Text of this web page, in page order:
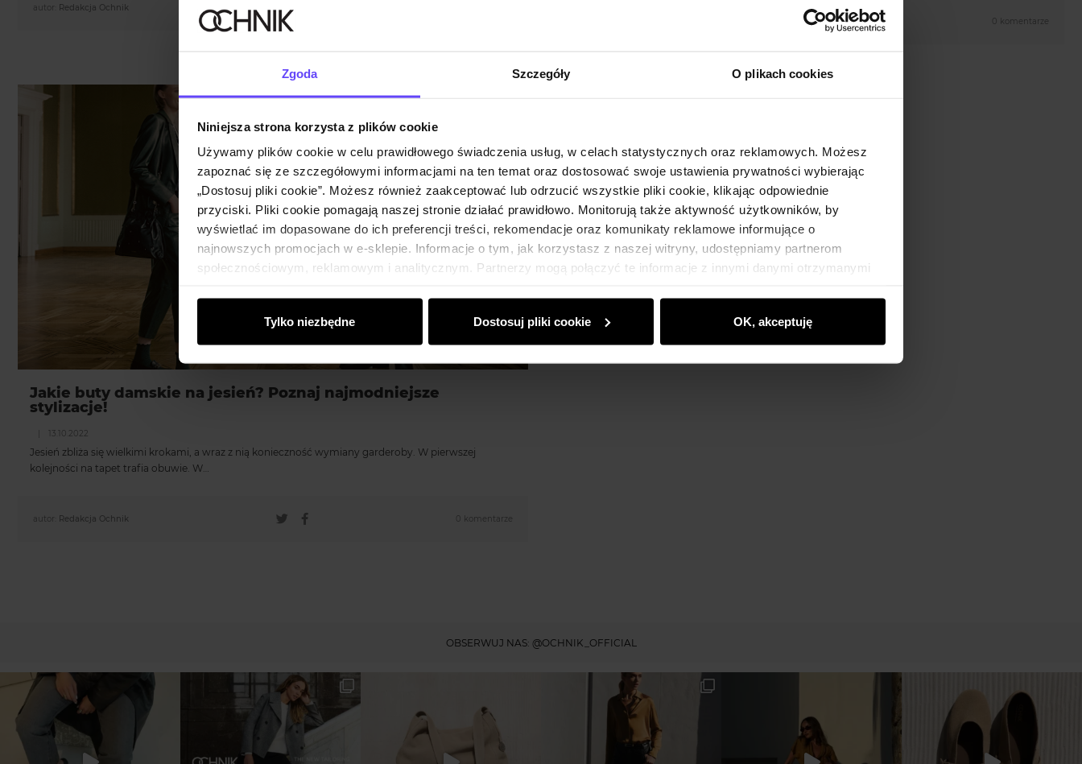
Zgoda Szczegóły O plikach cookies
Niniejsza strona korzysta z plików cookie
Używamy plików cookie w celu prawidłowego świadczenia usług, w celach statystycznych oraz reklamowych. Możesz
zapoznać się ze szczegółowymi informacjami na ten temat oraz dostosować swoje ustawienia prywatności wybierając
„Dostosuj pliki cookie”. Możesz również zaakceptować lub odrzucić wszystkie pliki cookie, klikając odpowiednie
przyciski. Pliki cookie pomagają naszej stronie działać prawidłowo. Monitorują także aktywność użytkowników, by
wyświetlać im dopasowane do ich preferencji treści, rekomendacje oraz komunikaty reklamowe informujące o
najnowszych promocjach w e-sklepie. Informacje o tym, jak korzystasz z naszej witryny, udostępniamy partnerom
społecznościowym, reklamowym i analitycznym. Partnerzy mogą połączyć te informacje z innymi danymi otrzymanymi
Tylko niezbędne Dostosuj pliki cookie OK, akceptuję
autor: Redakcja Ochnik
0 komentarze
Jakie buty damskie na jesień? Poznaj najmodniejsze
stylizacje!
13.10.2022
Jesień zbliża się wielkimi krokami, a wraz z nią konieczność wymiany garderoby. W pierwszej
kolejności na tapet trafia obuwie. W…
autor: Redakcja Ochnik 0 komentarze
OBSERWUJ NAS: @OCHNIK_OFFICIAL